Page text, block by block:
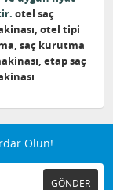
otel saç
otel tipi
saç kurutma
etap saç
Olun!
GÖNDER